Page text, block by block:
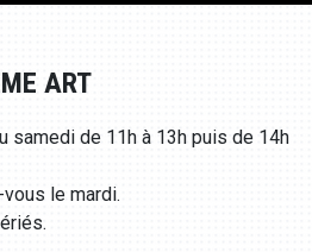
ART
samedi de 11h à 13h puis de 14h
le mardi.